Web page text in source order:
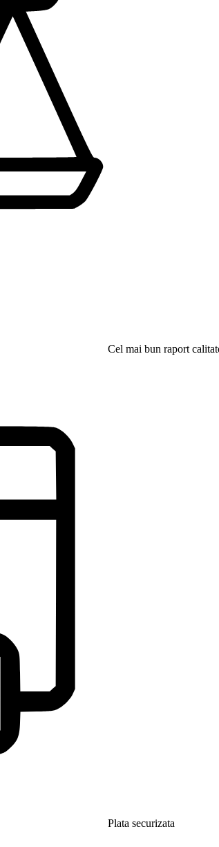
Cel mai bun raport
Plata securizata